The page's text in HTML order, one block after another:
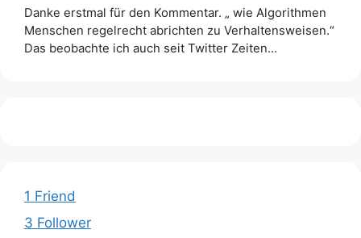
Danke erstmal für den Kommentar. „ wie Algorithmen
Menschen regelrecht abrichten zu Verhaltensweisen.“
Das beobachte ich auch seit Twitter Zeiten…
1 Friend
3 Follower